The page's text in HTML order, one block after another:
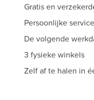
Gratis en
Persoonlijke service
De volgende
3 fysieke winkels
Zelf af te halen in